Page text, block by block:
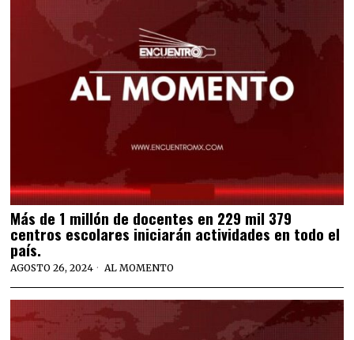
Más de 1 millón de docentes en 229 mil 379
centros escolares iniciarán actividades en todo el
país.
AGOSTO 26, 2024 AL MOMENTO